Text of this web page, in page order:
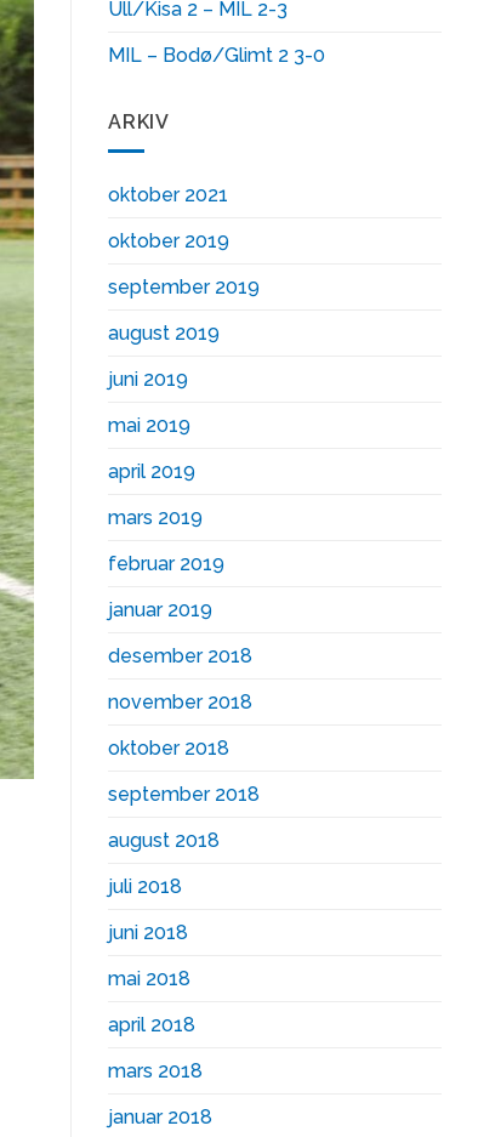
Ull/Kisa 2 – MIL 2-3
MIL – Bodø/Glimt 2 3-0
ARKIV
oktober 2021
oktober 2019
september 2019
august 2019
juni 2019
mai 2019
april 2019
mars 2019
februar 2019
januar 2019
desember 2018
november 2018
oktober 2018
september 2018
august 2018
juli 2018
juni 2018
mai 2018
april 2018
mars 2018
januar 2018